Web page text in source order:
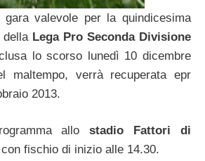
gara valevole per la quindicesima
della Lega Pro Seconda Divisione
lo scorso lunedì 10 dicembre
maltempo, verrà recuperata epr
2013.
allostadio Fattori di
fischio di inizio alle 14.30.